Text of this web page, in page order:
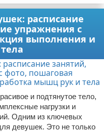
расписание
упражнения с
выполнения и
и подтянутое тело,
нагрузки и
Одним из ключевых
девушек. Это не только